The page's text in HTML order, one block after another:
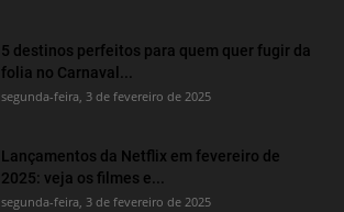
5 destinos perfeitos para quem quer fugir da
folia no Carnaval...
segunda-feira, 3 de fevereiro de 2025
Lançamentos da Netflix em fevereiro de
2025: veja os filmes e...
segunda-feira, 3 de fevereiro de 2025